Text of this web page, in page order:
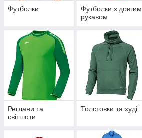
Футболки
Футболки з довгим
рукавом
Реглани та
світшоти
Толстовки та худі